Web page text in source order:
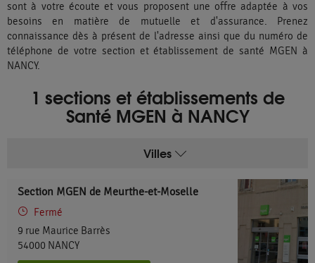
sont à votre écoute et vous proposent une offre adaptée à vos
besoins en matière de mutuelle et d'assurance. Prenez
connaissance dès à présent de l'adresse ainsi que du numéro de
téléphone de votre section et établissement de santé MGEN à
NANCY.
1 sections et établissements de
Santé MGEN à NANCY
Villes
Section MGEN de Meurthe-et-Moselle
Fermé
9 rue Maurice Barrès
54000 NANCY